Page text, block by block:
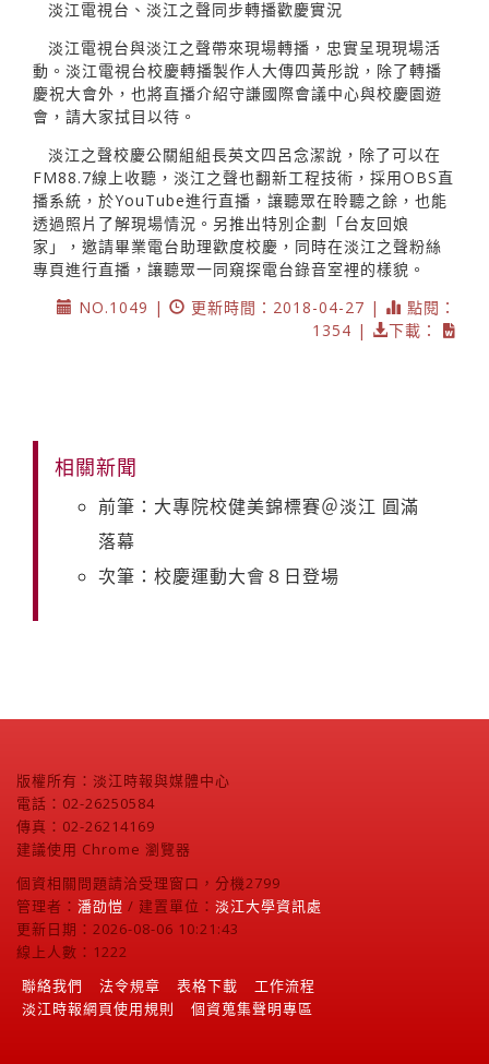
淡江電視台、淡江之聲同步轉播歡慶實況
淡江電視台與淡江之聲帶來現場轉播，忠實呈現現場活
動。淡江電視台校慶轉播製作人大傳四黃彤說，除了轉播
慶祝大會外，也將直播介紹守謙國際會議中心與校慶園遊
會，請大家拭目以待。
淡江之聲校慶公關組組長英文四呂念潔說，除了可以在
FM88.7線上收聽，淡江之聲也翻新工程技術，採用OBS直
播系統，於YouTube進行直播，讓聽眾在聆聽之餘，也能
透過照片了解現場情況。另推出特別企劃「台友回娘
家」，邀請畢業電台助理歡度校慶，同時在淡江之聲粉絲
專頁進行直播，讓聽眾一同窺探電台錄音室裡的樣貌。
NO.1049 |
更新時間：2018-04-27 |
點閱：
1354 |
下載：
相關新聞
前筆：大專院校健美錦標賽＠淡江 圓滿
落幕
次筆：校慶運動大會８日登場
版權所有：淡江時報與媒體中心
電話：02-26250584
傳真：02-26214169
建議使用 Chrome 瀏覽器
個資相關問題請洽受理窗口，分機2799
管理者： 潘劭愷 / 建置單位： 淡江大學資訊處
更新日期：2026-08-06 10:21:43
線上人數：1222
聯絡我們
法令規章 表格下載
工作流程
淡江時報網頁使用規則
個資蒐集聲明專區